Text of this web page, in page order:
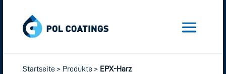
Startseite > Produkte > EPX-Harz